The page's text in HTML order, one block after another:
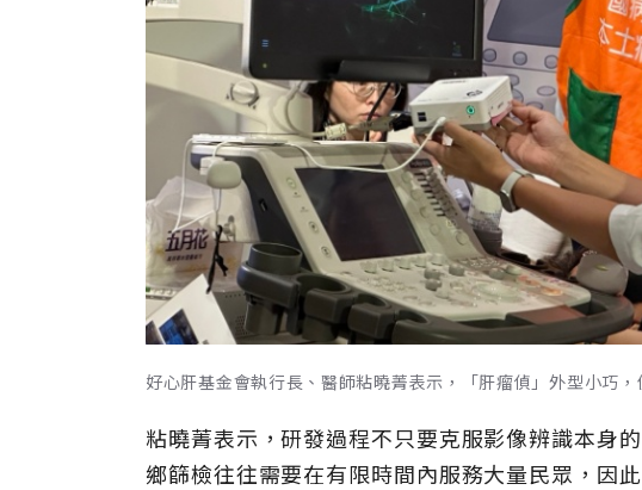
好心肝基金會執行長、醫師粘曉菁表示，「肝瘤偵」外型小巧
粘曉菁表示，研發過程不只要克服影像辨識本身
鄉篩檢往往需要在有限時間內服務大量民眾，因